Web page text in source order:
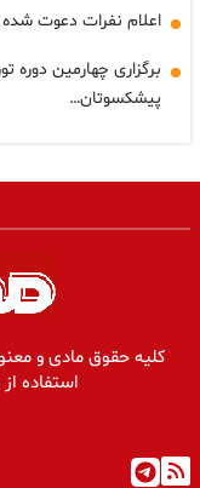
اعلام نفرات دعوت
برگزاری چهارمین دوره
پیشکسوتان…
کلیه حقوق مادی و
استفاده